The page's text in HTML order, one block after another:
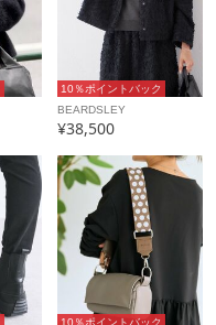
10％ポイントバック
BEARDSLEY
¥38,500
10％ポイントバック